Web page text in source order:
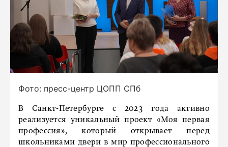
Фото: пресс-центр ЦОПП СПб
В Санкт-Петербурге с 2023 года активно
реализуется уникальный проект «Моя первая
профессия», который открывает перед
школьниками двери в мир профессионального